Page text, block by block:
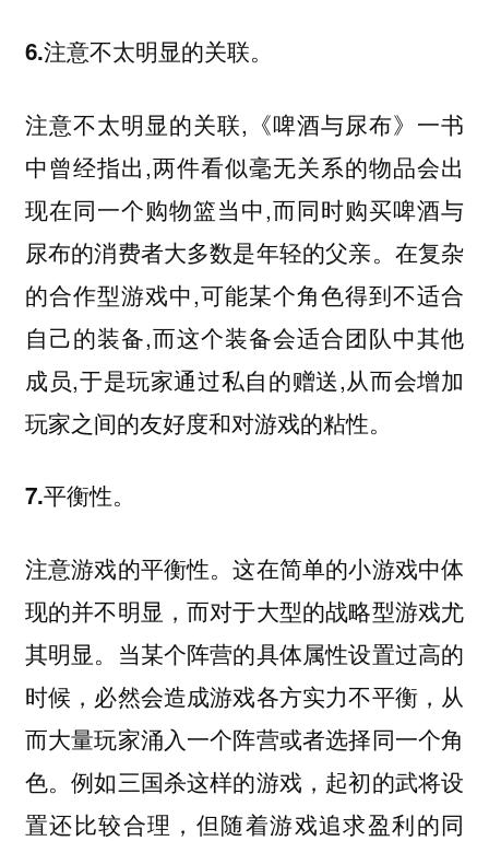
6.注意不太明显的关联。
注意不太明显的关联,《啤酒与尿布》一书
中曾经指出,两件看似毫无关系的物品会出
现在同一个购物篮当中,而同时购买啤酒与
尿布的消费者大多数是年轻的父亲。在复杂
的合作型游戏中,可能某个角色得到不适合
自己的装备,而这个装备会适合团队中其他
成员,于是玩家通过私自的赠送,从而会增加
玩家之间的友好度和对游戏的粘性。
7.平衡性。
注意游戏的平衡性。这在简单的小游戏中体
现的并不明显，而对于大型的战略型游戏尤
其明显。当某个阵营的具体属性设置过高的
时候，必然会造成游戏各方实力不平衡，从
而大量玩家涌入一个阵营或者选择同一个角
色。例如三国杀这样的游戏，起初的武将设
置还比较合理，但随着游戏追求盈利的同